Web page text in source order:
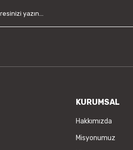
KURUMSAL
Hakkımızda
Misyonumuz